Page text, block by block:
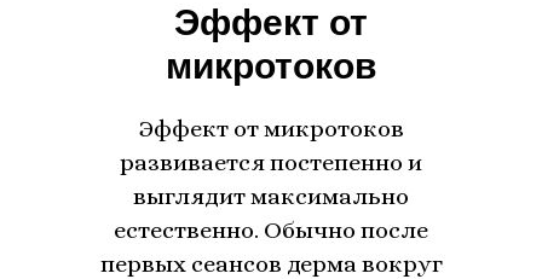
Эффект от
микротоков
Эффект от микротоков
развивается постепенно и
выглядит максимально
естественно. Обычно после
первых сеансов дерма вокруг